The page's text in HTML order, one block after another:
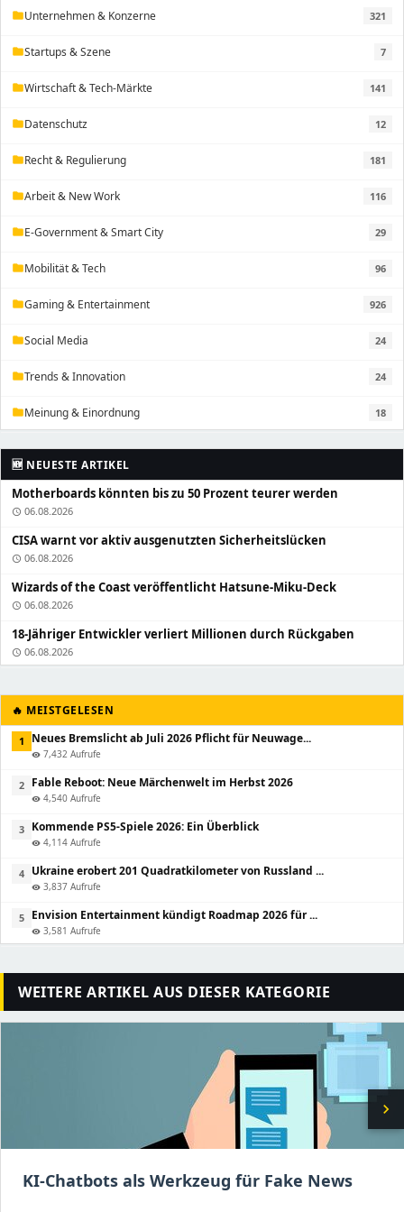
folderUnternehmen & Konzerne 321
folderStartups & Szene 7
folderWirtschaft & Tech-Märkte 141
folderDatenschutz 12
folderRecht & Regulierung 181
folderArbeit & New Work 116
folderE-Government & Smart City 29
folderMobilität & Tech 96
folderGaming & Entertainment 926
folderSocial Media 24
folderTrends & Innovation 24
folderMeinung & Einordnung 18
🆕 NEUESTE ARTIKEL
Motherboards könnten bis zu 50 Prozent teurer werden
schedule 06.08.2026
CISA warnt vor aktiv ausgenutzten Sicherheitslücken
schedule 06.08.2026
Wizards of the Coast veröffentlicht Hatsune-Miku-Deck
schedule 06.08.2026
18-Jähriger Entwickler verliert Millionen durch Rückgaben
schedule 06.08.2026
🔥 MEISTGELESEN
1 Neues Bremslicht ab Juli 2026 Pflicht für Neuwage...
visibility 7,432 Aufrufe
2 Fable Reboot: Neue Märchenwelt im Herbst 2026
visibility 4,540 Aufrufe
3 Kommende PS5-Spiele 2026: Ein Überblick
visibility 4,114 Aufrufe
4 Ukraine erobert 201 Quadratkilometer von Russland ...
visibility 3,837 Aufrufe
5 Envision Entertainment kündigt Roadmap 2026 für ...
visibility 3,581 Aufrufe
WEITERE ARTIKEL AUS DIESER KATEGORIE
chevron_right
KI-Chatbots als Werkzeug für Fake News